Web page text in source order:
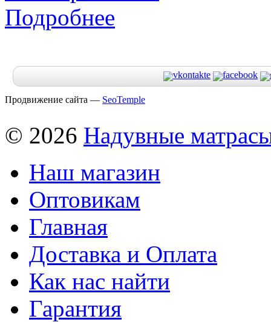
Подробнее
Продвижение сайта — SeoTemple
© 2026 Надувные
Наш магазин
Оптовикам
Главная
Доставка и Оплата
Как нас найти
Гарантия